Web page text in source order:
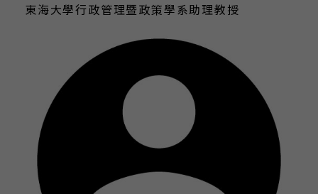
東海大學行政管理暨政策學系助理教授